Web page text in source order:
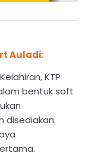
Auladi:
KTP
bentuk soft
disediakan.